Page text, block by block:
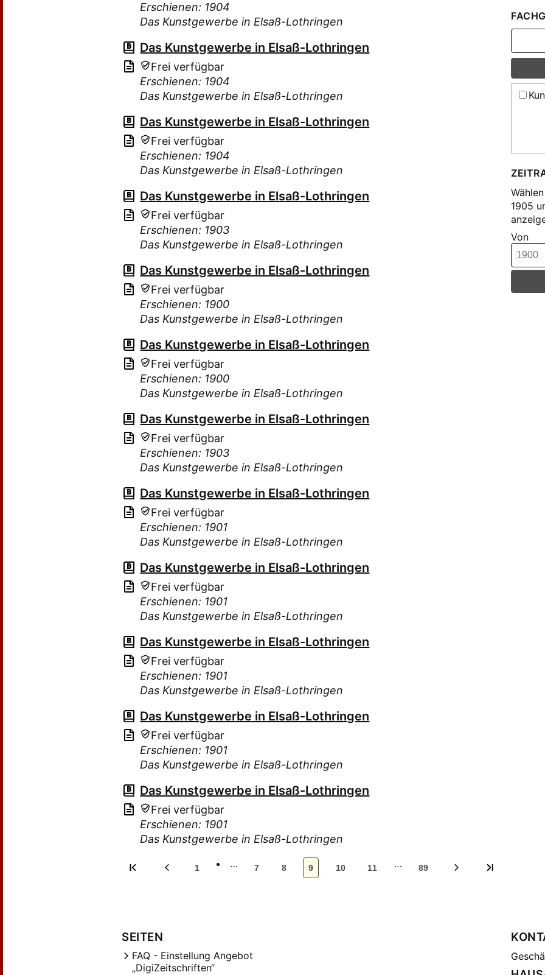
Erschienen: 1904
Das Kunstgewerbe in Elsaß-Lothringen
Das Kunstgewerbe in Elsaß-Lothringen
Frei verfügbar
Erschienen: 1904
Das Kunstgewerbe in Elsaß-Lothringen
Das Kunstgewerbe in Elsaß-Lothringen
Frei verfügbar
Erschienen: 1904
Das Kunstgewerbe in Elsaß-Lothringen
Das Kunstgewerbe in Elsaß-Lothringen
Frei verfügbar
Erschienen: 1903
Das Kunstgewerbe in Elsaß-Lothringen
Das Kunstgewerbe in Elsaß-Lothringen
Frei verfügbar
Erschienen: 1900
Das Kunstgewerbe in Elsaß-Lothringen
Das Kunstgewerbe in Elsaß-Lothringen
Frei verfügbar
Erschienen: 1900
Das Kunstgewerbe in Elsaß-Lothringen
Das Kunstgewerbe in Elsaß-Lothringen
Frei verfügbar
Erschienen: 1903
Das Kunstgewerbe in Elsaß-Lothringen
Das Kunstgewerbe in Elsaß-Lothringen
Frei verfügbar
Erschienen: 1901
Das Kunstgewerbe in Elsaß-Lothringen
Das Kunstgewerbe in Elsaß-Lothringen
Frei verfügbar
Erschienen: 1901
Das Kunstgewerbe in Elsaß-Lothringen
Das Kunstgewerbe in Elsaß-Lothringen
Frei verfügbar
Erschienen: 1901
Das Kunstgewerbe in Elsaß-Lothringen
Das Kunstgewerbe in Elsaß-Lothringen
Frei verfügbar
Erschienen: 1901
Das Kunstgewerbe in Elsaß-Lothringen
Das Kunstgewerbe in Elsaß-Lothringen
Frei verfügbar
Erschienen: 1901
Das Kunstgewerbe in Elsaß-Lothringen
1 … 7 8 9 10 11 … 89
1905
Von
SEITEN
FAQ - Einstellung Angebot
„DigiZeitschriften“